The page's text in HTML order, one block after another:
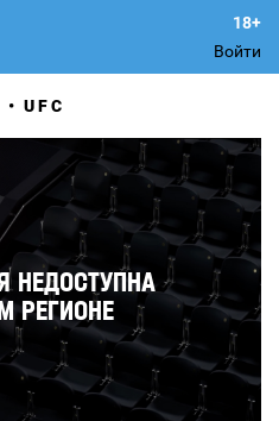
Войти
UFC